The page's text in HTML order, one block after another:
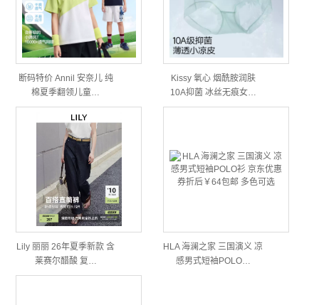
断码特价 Annil 安奈儿 纯
棉夏季翻领儿童…
Kissy 氧心 烟酰胺润肤
10A抑菌 冰丝无痕女…
Lily 丽丽 26年夏季新款 含
莱赛尔醋酸 复…
HLA 海澜之家 三国演义 凉
感男式短袖POLO…